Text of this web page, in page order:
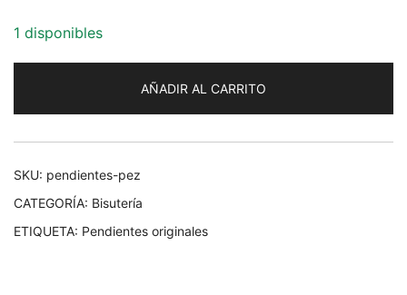
1 disponibles
AÑADIR AL CARRITO
SKU: pendientes-pez
CATEGORÍA: Bisutería
ETIQUETA: Pendientes originales